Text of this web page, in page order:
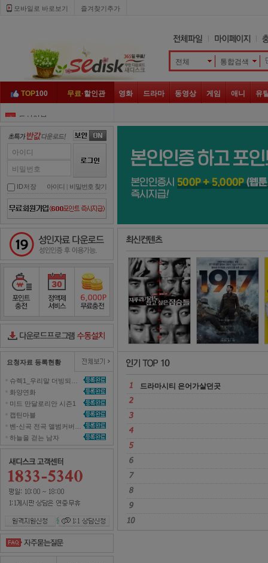
모바일로 바로보기 즐겨찾기추가
전체 통합검색
TOP100 무료·할인관 영화 드라마 동영상 게임 애니 유
3 도시어부
대탈출
그것이 알고 싶다
골목식당
7 하트시그널
9 놀라운 토요일
10 슈퍼맨이 돌아왔다
1 나 혼자 산다
아이디
비밀번호
ID저장 아이디 | 비밀번호 찾기
포인트충전 정액제서비스포인트무료충전
다운로드컨트롤러수동설치
요청자료 등록현황
화양연화
미드 만달로리안 시즌1
캡틴마블
하늘을 걷는 남자
원격지원신청 1대1 상담신청
드라마시티 은어가살던곳